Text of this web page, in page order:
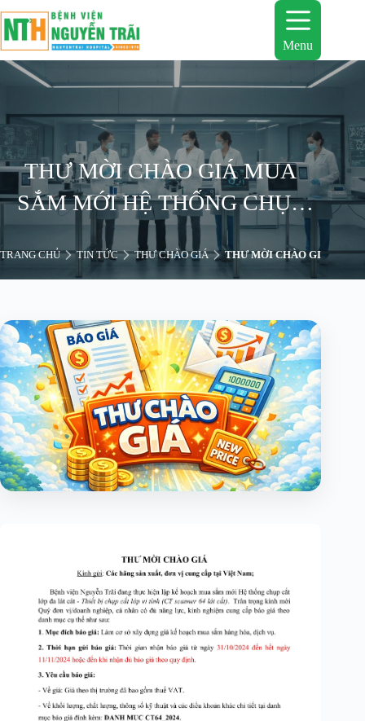
đến
phần
nội
dung
Menu
THƯ MỜI CHÀO GIÁ MUA
SẮM MỚI HỆ THỐNG CHỤP
CẮT LỚP 64 LÁT CẮT (CT
SCANNER 64 LÁT CẮT)
TRANG CHỦ TIN TỨC THƯ CHÀO GIÁ THƯ MỜI CHÀO GIÁ MUA